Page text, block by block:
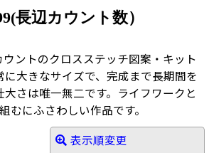
長辺カウント数）
ントのクロスステッチ図案・キット
に大きなサイズで、完成まで長期間を
さは唯一無二です。ライフワークと
むにふさわしい作品です。
表示順変更